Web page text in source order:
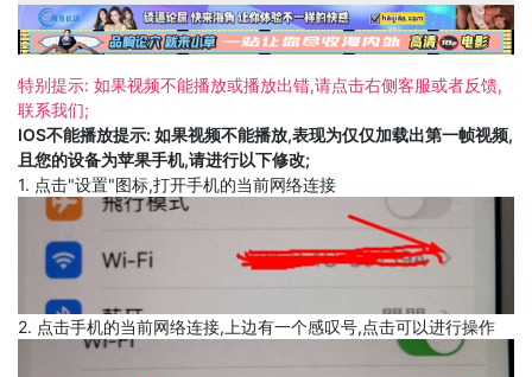
特别提示: 如果视频不能播放或播放出错,请点击右侧客服或者反馈,
联系我们;
IOS不能播放提示: 如果视频不能播放,表现为仅仅加载出第一帧视频,
且您的设备为苹果手机,请进行以下修改;
1. 点击"设置"图标,打开手机的当前网络连接
2. 点击手机的当前网络连接,上边有一个感叹号,点击可以进行操作